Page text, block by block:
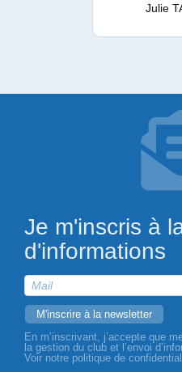
Julie
Je m'inscris à
d'informations
En m’inscrivant, j’accepte que
la gestion du club et l’envoi
Voir notre politique de